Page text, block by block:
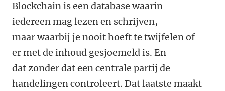
Blockchain is een database waarin
iedereen mag lezen en schrijven,
maar waarbij je nooit hoeft te twijfelen of
er met de inhoud gesjoemeld is. En
dat zonder dat een centrale partij de
handelingen controleert. Dat laatste maakt